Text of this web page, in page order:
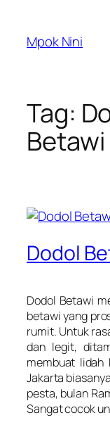
content
Mpok Nini
Tag:
Betawi
Dodol
Dodol Betawi
betawi yang
rumit. Untuk
dan legit,
membuat lidah
Jakarta
pesta, bulan
Sangat cocok